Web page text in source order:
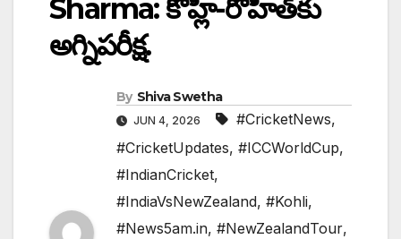
Sharma: కోహ్లీ-రోహిత్‌కు
అగ్నిపరీక్ష.
By Shiva Swetha
JUN 4, 2026 #CricketNews,
#CricketUpdates, #ICCWorldCup,
#IndianCricket,
#IndiaVsNewZealand, #Kohli,
#News5am.in, #NewZealandTour,